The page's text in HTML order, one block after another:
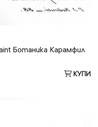
Ботаника Карамфил
КУПИ